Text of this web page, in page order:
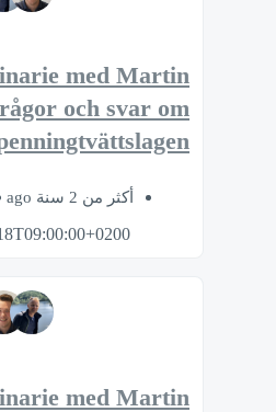
med Martin
och svar om
أكثر من 2 سنة ago
med Martin